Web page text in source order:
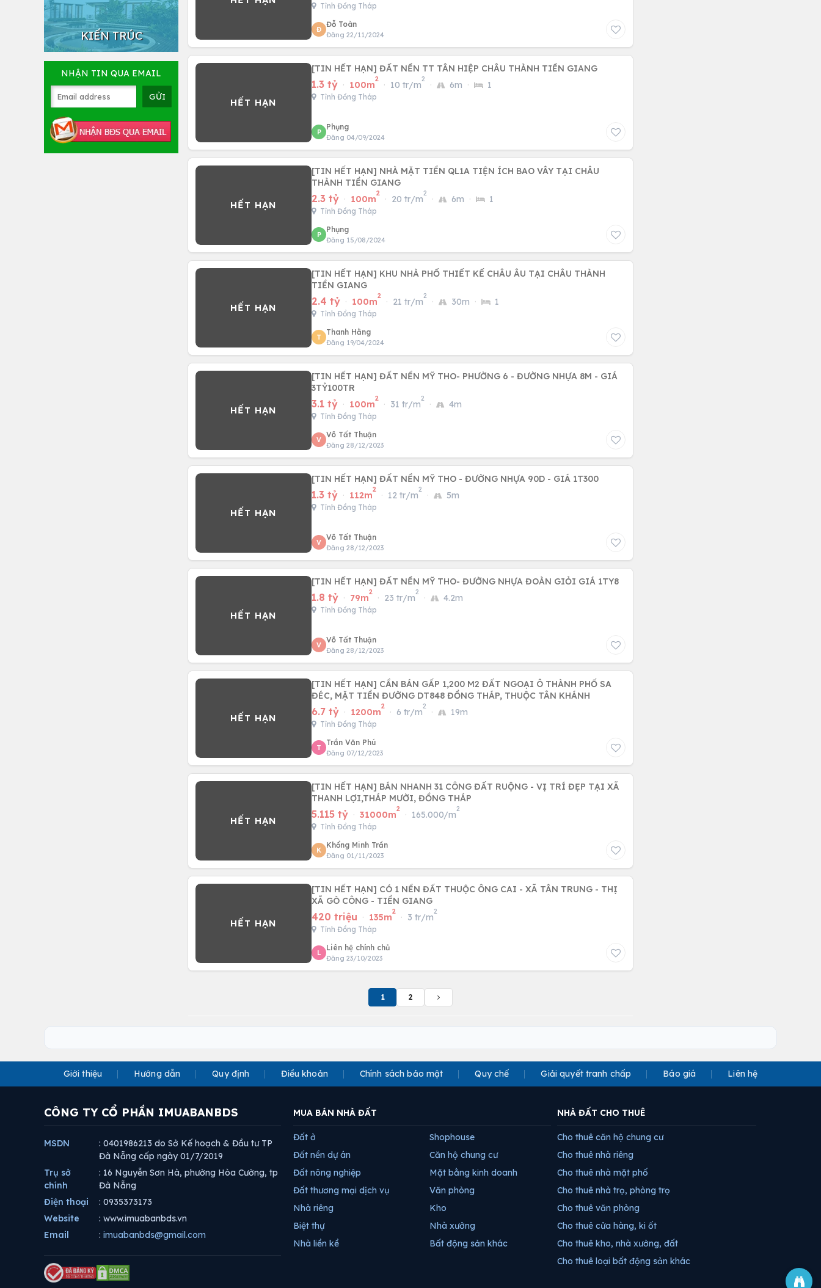
KIẾN TRÚC
NHẬN TIN QUA EMAIL
Tỉnh Đồng Tháp
Đ
Đỗ Toàn
Đăng 22/11/2024
[TIN HẾT HẠN] ĐẤT NỀN TT TÂN HIỆP CHÂU THÀNH TIỀN GIANG
1.3 tỷ · 100m
2
· 10 tr/m
2
· 6m · 1
Tỉnh Đồng Tháp
P
Phụng
Đăng 04/09/2024
[TIN HẾT HẠN] NHÀ MẶT TIỀN QL1A TIỆN ÍCH BAO VÂY TẠI CHÂU
THÀNH TIỀN GIANG
2.3 tỷ · 100m
2
· 20 tr/m
2
· 6m · 1
Tỉnh Đồng Tháp
P
Phụng
Đăng 15/08/2024
[TIN HẾT HẠN] KHU NHÀ PHỐ THIẾT KẾ CHÂU ÂU TẠI CHÂU THÀNH
TIỀN GIANG
2.4 tỷ · 100m
2
· 21 tr/m
2
· 30m · 1
Tỉnh Đồng Tháp
T
Thanh Hằng
Đăng 19/04/2024
[TIN HẾT HẠN] ĐẤT NỀN MỸ THO- PHƯỜNG 6 - ĐƯỜNG NHỰA 8M - GIÁ
3TỶ100TR
3.1 tỷ · 100m
2
· 31 tr/m
2
· 4m
Tỉnh Đồng Tháp
V
Võ Tất Thuận
Đăng 28/12/2023
[TIN HẾT HẠN] ĐẤT NỀN MỸ THO - ĐƯỜNG NHỰA 90D - GIÁ 1T300
1.3 tỷ · 112m
2
· 12 tr/m
2
· 5m
Tỉnh Đồng Tháp
V
Võ Tất Thuận
Đăng 28/12/2023
[TIN HẾT HẠN] ĐẤT NỀN MỸ THO- ĐƯỜNG NHỰA ĐOÀN GIỎI GIÁ 1TY8
1.8 tỷ · 79m
2
· 23 tr/m
2
· 4.2m
Tỉnh Đồng Tháp
V
Võ Tất Thuận
Đăng 28/12/2023
[TIN HẾT HẠN] CẦN BÁN GẤP 1,200 M2 ĐẤT NGOẠI Ô THÀNH PHỐ SA
ĐÉC, MẶT TIỀN ĐƯỜNG DT848 ĐỒNG THÁP, THUỘC TÂN KHÁNH
6.7 tỷ · 1200m
2
· 6 tr/m
2
· 19m
Tỉnh Đồng Tháp
T
Trần Văn Phú
Đăng 07/12/2023
[TIN HẾT HẠN] BÁN NHANH 31 CÔNG ĐẤT RUỘNG - VỊ TRÍ ĐẸP TẠI XÃ
THANH LỢI,THÁP MƯỜI, ĐỒNG THÁP
5.115 tỷ · 31000m
2
· 165.000/m
2
Tỉnh Đồng Tháp
K
Khổng Minh Trần
Đăng 01/11/2023
[TIN HẾT HẠN] CÓ 1 NỀN ĐẤT THUỘC ÔNG CAI - XÃ TÂN TRUNG - THỊ
XÃ GÒ CÔNG - TIỀN GIANG
420 triệu · 135m
2
· 3 tr/m
2
Tỉnh Đồng Tháp
L
Liên hệ chính chủ
Đăng 23/10/2023
1 2
Giới thiệu Hướng dẫn Quy định Điều khoản Chính sách bảo mật Quy chế Giải quyết tranh chấp Báo giá Liên hệ
CÔNG TY CỔ PHẦN IMUABANBDS
MSDN
: 0401986213 do Sở Kế hoạch & Đầu tư TP
Đà Nẵng cấp ngày 01/7/2019
Trụ sở
chính
: 16 Nguyễn Sơn Hà, phường Hòa Cường, tp
Đà Nẵng
Điện thoại
: 0935373173
Website
: www.imuabanbds.vn
Email
: imuabanbds@gmail.com
MUA BÁN NHÀ ĐẤT
Đất ở
Đất nền dự án
Đất nông nghiệp
Đất thương mại dịch vụ
Nhà riêng
Biệt thự
Nhà liền kề
Shophouse
Căn hộ chung cư
Mặt bằng kinh doanh
Văn phòng
Kho
Nhà xưởng
Bất động sản khác
NHÀ ĐẤT CHO THUÊ
Cho thuê căn hộ chung cư
Cho thuê nhà riêng
Cho thuê nhà mặt phố
Cho thuê nhà trọ, phòng trọ
Cho thuê văn phòng
Cho thuê cửa hàng, ki ốt
Cho thuê kho, nhà xưởng, đất
Cho thuê loại bất động sản khác